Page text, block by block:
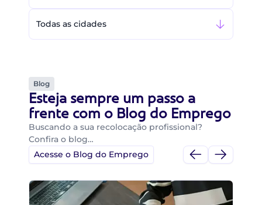
Todas as cidades
Blog
Esteja sempre um passo a
frente com o Blog do Emprego
Buscando a sua recolocação profissional?
Confira o blog…
Acesse o Blog do Emprego